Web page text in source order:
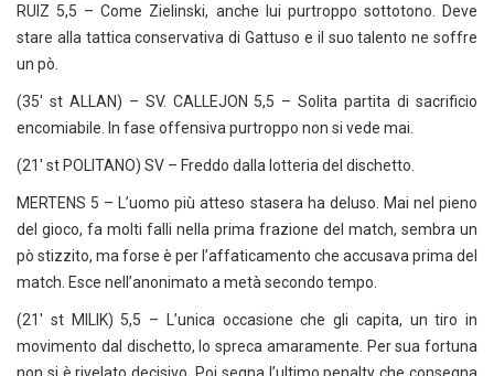
RUIZ 5,5 – Come Zielinski, anche lui purtroppo sottotono. Deve
stare alla tattica conservativa di Gattuso e il suo talento ne soffre
un pò.
(35′ st ALLAN) – SV. CALLEJON 5,5 – Solita partita di sacrificio
encomiabile. In fase offensiva purtroppo non si vede mai.
(21′ st POLITANO) SV – Freddo dalla lotteria del dischetto.
MERTENS 5 – L’uomo più atteso stasera ha deluso. Mai nel pieno
del gioco, fa molti falli nella prima frazione del match, sembra un
pò stizzito, ma forse è per l’affaticamento che accusava prima del
match. Esce nell’anonimato a metà secondo tempo.
(21′ st MILIK) 5,5 – L’unica occasione che gli capita, un tiro in
movimento dal dischetto, lo spreca amaramente. Per sua fortuna
non si è rivelato decisivo. Poi segna l’ultimo penalty che consegna